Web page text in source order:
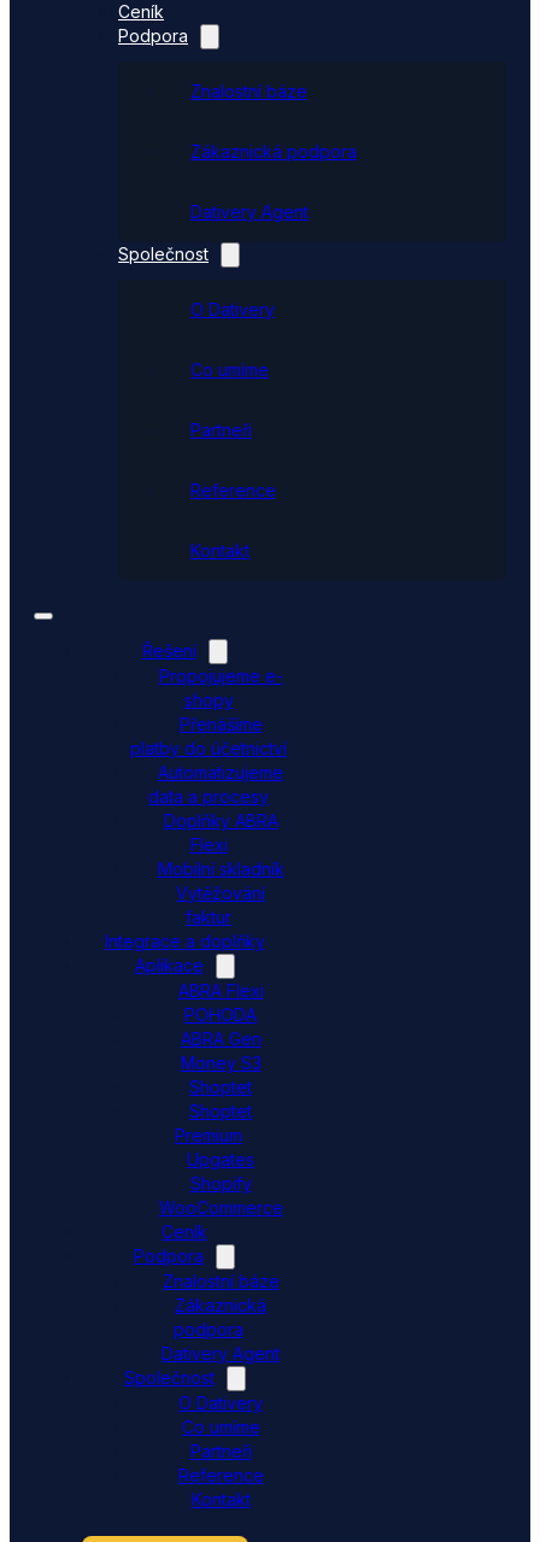
Ceník
Podpora
Znalostní báze
Zákaznická podpora
Dativery Agent
Společnost
O Dativery
Co umíme
Partneři
Reference
Kontakt
Řešení
Propojujeme e-
shopy
Přenášíme
platby do účetnictví
Automatizujeme
data a procesy
Doplňky ABRA
Flexi
Mobilní skladník
Vytěžování
faktur
Integrace a doplňky
Aplikace
ABRA Flexi
POHODA
ABRA Gen
Money S3
Shoptet
Shoptet
Premium
Upgates
Shopify
WooCommerce
Ceník
Podpora
Znalostní báze
Zákaznická
podpora
Dativery Agent
Společnost
O Dativery
Co umíme
Partneři
Reference
Kontakt